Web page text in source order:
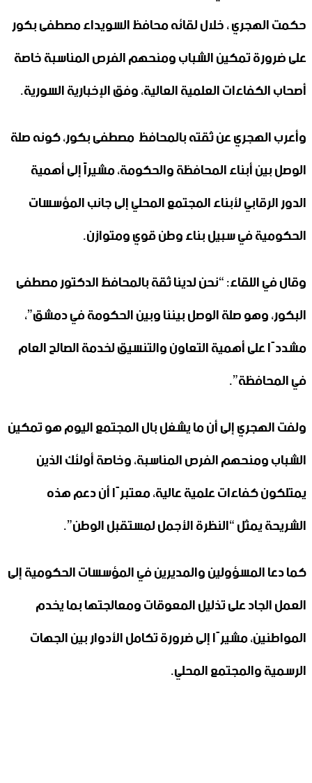
حكمت الهجري ، خلال لقائه محافظ السويداء مصطفى بكور
على ضرورة تمكين الشباب ومنحهم الفرص المناسبة خاصة
أصحاب الكفاءات العلمية العالية، وفق الإخبارية السورية.
وأعرب الهجري عن ثقته بالمحافظ مصطفى بكور، كونه صلة
الوصل بين أبناء المحافظة والحكومة، مشيراً إلى أهمية
الدور الرقابي لأبناء المجتمع المحلي إلى جانب المؤسسات
الحكومية في سبيل بناء وطن قوي ومتوازن.
وقال في اللقاء: “نحن لدينا ثقة بالمحافظ الدكتور مصطفى
البكور، وهو صلة الوصل بيننا وبين الحكومة في دمشق”،
مشددًا على أهمية التعاون والتنسيق لخدمة الصالح العام
في المحافظة”.
ولفت الهجري إلى أن ما يشغل بال المجتمع اليوم هو تمكين
الشباب ومنحهم الفرص المناسبة، وخاصة أولئك الذين
يمتلكون كفاءات علمية عالية، معتبرًا أن دعم هذه
الشريحة يمثل “النظرة الأجمل لمستقبل الوطن”.
كما دعا المسؤولين والمديرين في المؤسسات الحكومية إلى
العمل الجاد على تذليل المعوقات ومعالجتها بما يخدم
المواطنين، مشيرًا إلى ضرورة تكامل الأدوار بين الجهات
الرسمية والمجتمع المحلي.